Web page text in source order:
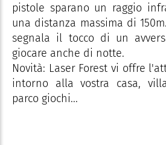
pistole sparano un raggio
una distanza massima di
segnala il tocco di un
giocare anche di notte.
Novità: Laser Forest vi offre
intorno alla vostra casa,
parco giochi...